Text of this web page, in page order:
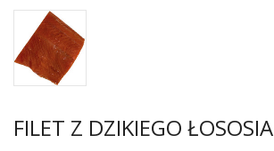
FILET Z DZIKIEGO ŁOSOSIA